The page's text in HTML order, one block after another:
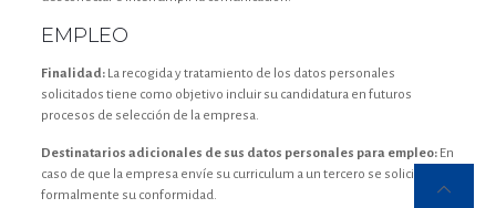
EMPLEO
Finalidad: La recogida y tratamiento de los datos personales
solicitados tiene como objetivo incluir su candidatura en futuros
procesos de selección de la empresa.
Destinatarios adicionales de sus datos personales para empleo:En
caso de que la empresa envíe su curriculum a un tercero se solicitará
formalmente su conformidad.